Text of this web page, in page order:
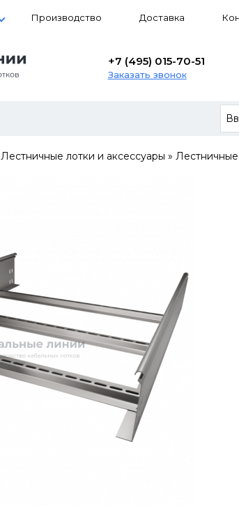
Производство Доставка
+7 (495) 015-70-51
Заказать звонок
Лестничные лотки и аксессуары » Лестничные